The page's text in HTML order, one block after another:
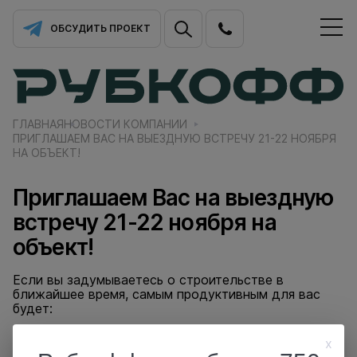
ОБСУДИТЬ ПРОЕКТ
ГЛАВНАЯНОВОСТИ КОМПАНИИ
ПРИГЛАШАЕМ ВАС НА ВЫЕЗДНУЮ ВСТРЕЧУ 21-22 НОЯБРЯ
НА ОБЪЕКТ!
Приглашаем Вас на выездную
встречу 21-22 ноября на
объект!
Если вы задумываетесь о строительстве в
ближайшее время, самым продуктивным для вас
будет:
• Рассчитать смету
x